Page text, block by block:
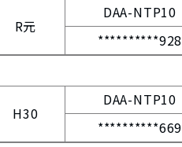
R元
DAA-NTP10
**********928
H30
DAA-NTP10
**********669